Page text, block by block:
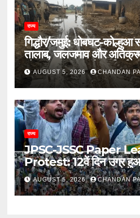
राज्य
गिद्धौर/जमुई: धोबघट-कोल्हुआ
तालाब, जलजमाव और
परेशान, प्रशासन से कार्रवाई
AUGUST 5, 2026 CHANDAN
राज्य
JPSC-JSSC Paper
Protest: 12वें दिन उग्र
अब भूख हड़ताल से सरकार पर
की तैयारी
AUGUST 5, 2026 CHANDAN